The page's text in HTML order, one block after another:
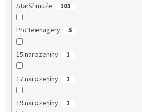
Starší muže 103
Pro teenagery 5
15.narozeniny 1
17.narozeniny 1
19.narozeniny 1